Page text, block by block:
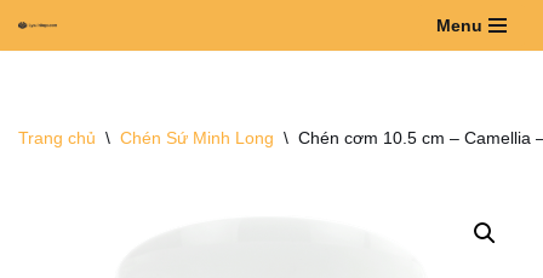
dung
Menu
Trang chủ \ Chén Sứ Minh Long \ Chén cơm 10.5 cm – Camellia